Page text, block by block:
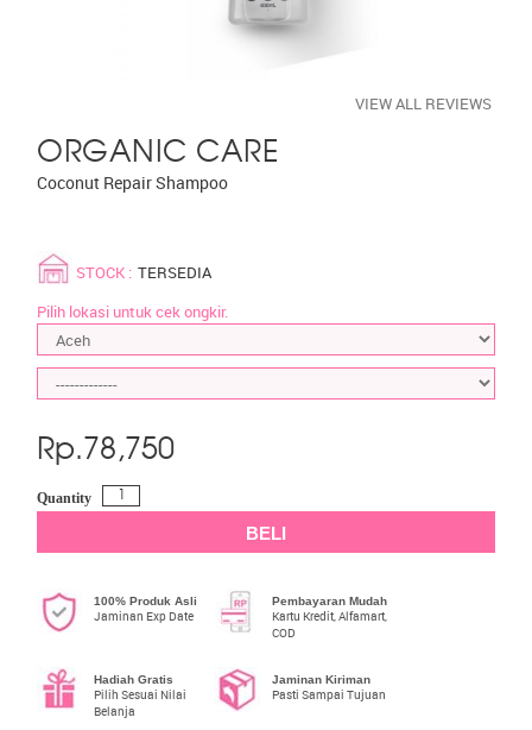
ORGANIC CARE
Coconut Repair Shampoo
VIEW ALL REVIEWS
STOCK : TERSEDIA
Pilih lokasi untuk cek ongkir.
Rp. 78,750
Quantity
BELI
100% Produk Asli
Jaminan Exp Date
Pembayaran Mudah
Kartu Kredit, Alfamart,
COD
Hadiah Gratis
Pilih Sesuai Nilai
Belanja
Jaminan Kiriman
Pasti Sampai Tujuan